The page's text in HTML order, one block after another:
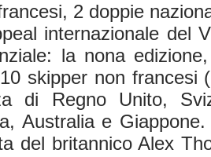
2 doppie
internazionale del
la nona
skipper non francesi
di Regno Unito,
Australia e
del britannico Alex